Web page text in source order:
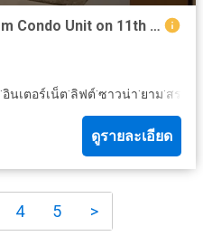
FOR RENT/ SALE 3-Bedroom Condo Unit on 11th Floor of Aguston Sukhumvit 22
·อินเตอร์เน็ต·ลิฟต์·ซาวน่า·ยาม·สระว่
ดูรายละเอียด
4 5 >